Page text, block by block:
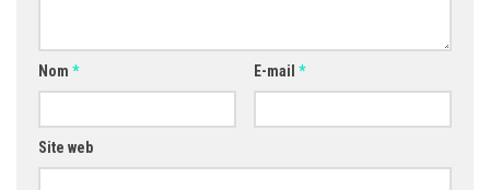
Nom * E-mail *
Site web